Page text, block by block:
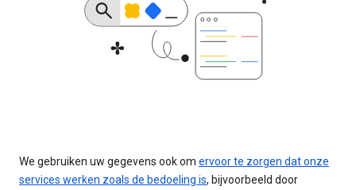
We gebruiken uw gegevens ook om ervoor te zorgen dat onze
services werken zoals de bedoeling is, bijvoorbeeld door